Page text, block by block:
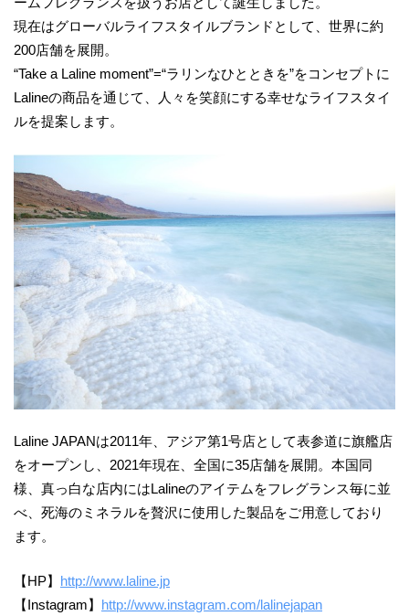
現在はグローバルライフスタイルブランドとして、世界に約
200店舗を展開。
“Take a Laline moment”=“ラリンなひとときを”をコンセプトに
Lalineの商品を通じて、人々を笑顔にする幸せなライフスタイ
ルを提案します。
Laline JAPANは2011年、アジア第1号店として表参道に旗艦店
をオープンし、2021年現在、全国に35店舗を展開。本国同
様、真っ白な店内にはLalineのアイテムをフレグランス毎に並
べ、死海のミネラルを贅沢に使用した製品をご用意しており
ます。
【HP】 http://www.laline.jp
【Instagram】 http://www.instagram.com/lalinejapan